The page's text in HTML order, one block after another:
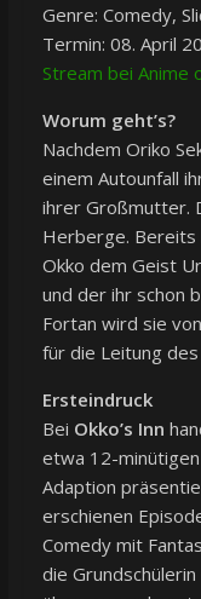
Genre: Comedy,
Termin: 08. April
Stream bei Anime
Worum geht’s?
Nachdem Oriko
einem Autounfall
ihrer Großmutter.
Herberge. Bereits
Okko dem Geist
und der ihr schon
Fortan wird sie
für die Leitung
Ersteindruck
Bei Okko’s Inn
etwa 12-
Adaption
erschienen
Comedy mit
die